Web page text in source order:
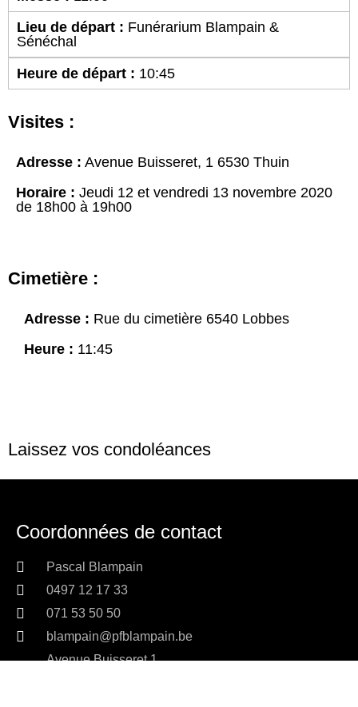
Lieu de départ : Funérarium Blampain &
Sénéchal
Heure de départ : 10:45
Visites :
Adresse : Avenue Buisseret, 1 6530 Thuin
Horaire : Jeudi 12 et vendredi 13 novembre 2020
de 18h00 à 19h00
Cimetière :
Adresse : Rue du cimetière 6540 Lobbes
Heure : 11:45
Laissez vos condoléances
Coordonnées de contact
Pascal Blampain
0497 12 17 33
071 53 50 50
blampain@pfblampain.be
Avenue Buisseret 1